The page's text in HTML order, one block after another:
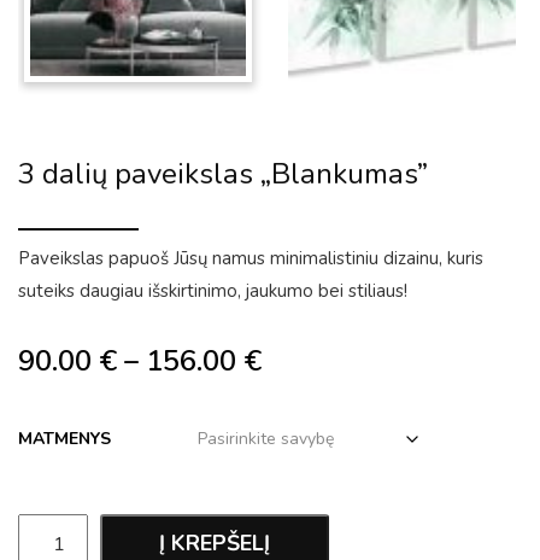
3 dalių paveikslas „Blankumas”
Paveikslas papuoš Jūsų namus minimalistiniu dizainu, kuris
suteiks daugiau išskirtinimo, jaukumo bei stiliaus!
90.00 €– 156.00 €
MATMENYS
Į KREPŠELĮ